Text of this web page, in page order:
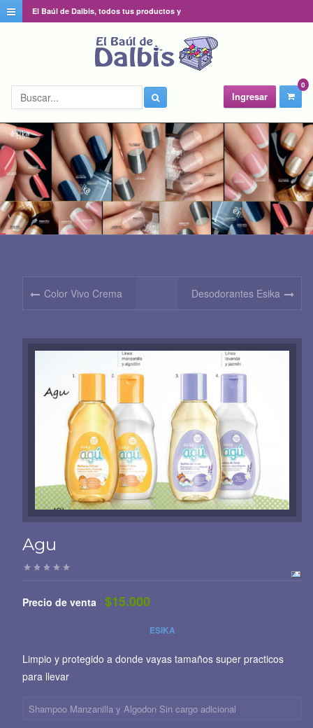
El Baúl de Dalbis, todos tus productos y
0
Ingresar
Color Vivo Crema Desodorantes Esika
Agu
Precio de venta $15.000
ESIKA
Limpio y protegido a donde vayas tamaños super practicos
para llevar
Shampoo Manzanilla y Algodon Sin cargo adicional